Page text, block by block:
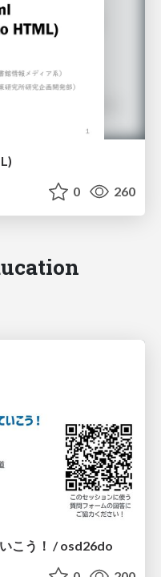
0 260
こう！ / osd26do